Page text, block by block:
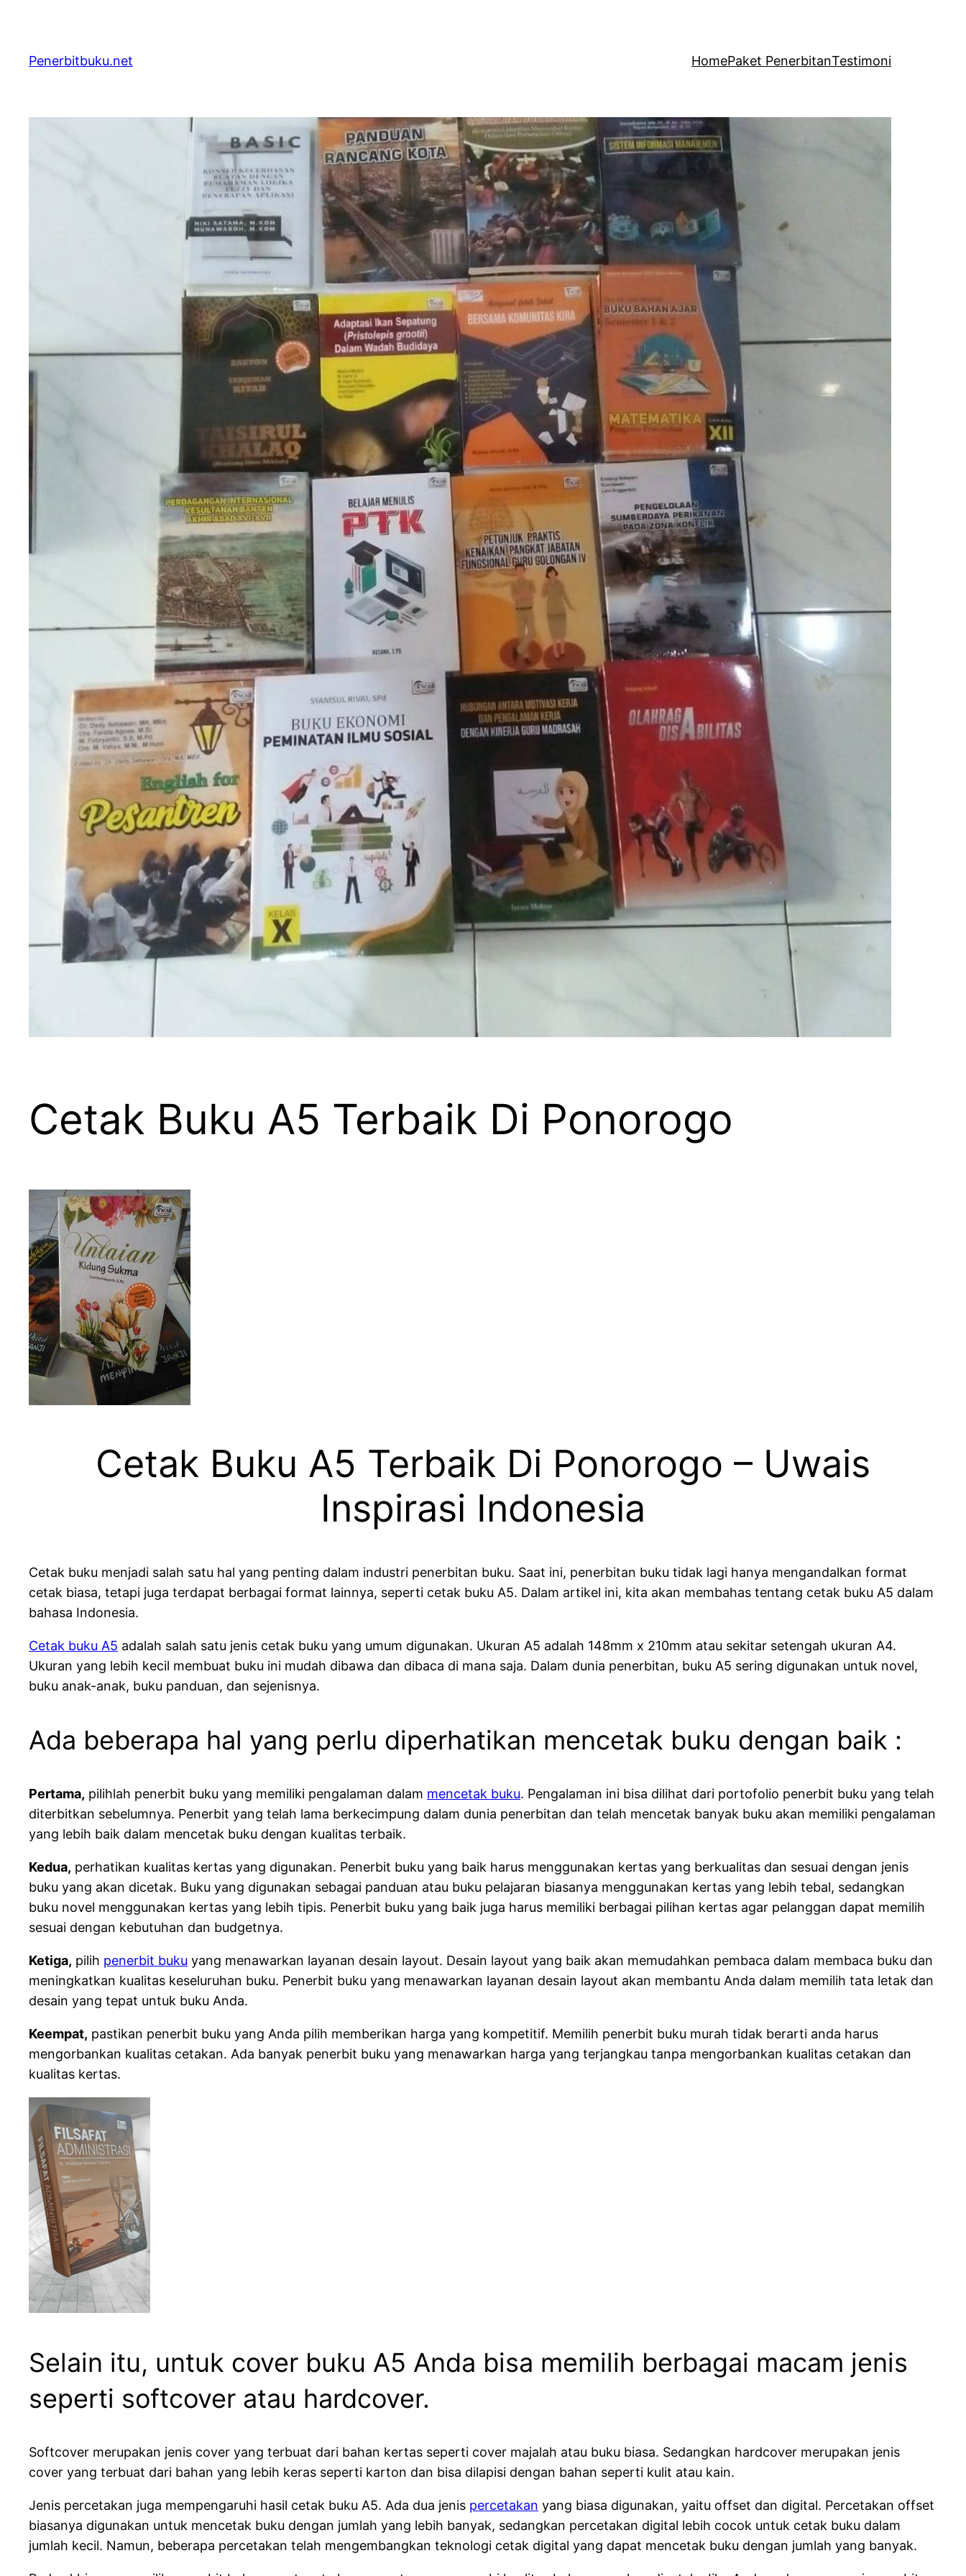
content
Penerbitbuku.net HomePaket PenerbitanTestimoni
Cetak Buku A5 Terbaik Di Ponorogo
Cetak Buku A5 Terbaik Di Ponorogo – Uwais
Inspirasi Indonesia
Cetak buku menjadi salah satu hal yang penting dalam industri penerbitan buku. Saat ini, penerbitan buku tidak lagi hanya mengandalkan format
cetak biasa, tetapi juga terdapat berbagai format lainnya, seperti cetak buku A5. Dalam artikel ini, kita akan membahas tentang cetak buku A5 dalam
bahasa Indonesia.
Cetak buku A5 adalah salah satu jenis cetak buku yang umum digunakan. Ukuran A5 adalah 148mm x 210mm atau sekitar setengah ukuran A4.
Ukuran yang lebih kecil membuat buku ini mudah dibawa dan dibaca di mana saja. Dalam dunia penerbitan, buku A5 sering digunakan untuk novel,
buku anak-anak, buku panduan, dan sejenisnya.
Ada beberapa hal yang perlu diperhatikan mencetak buku dengan baik :
Pertama, pilihlah penerbit buku yang memiliki pengalaman dalam mencetak buku. Pengalaman ini bisa dilihat dari portofolio penerbit buku yang telah
diterbitkan sebelumnya. Penerbit yang telah lama berkecimpung dalam dunia penerbitan dan telah mencetak banyak buku akan memiliki pengalaman
yang lebih baik dalam mencetak buku dengan kualitas terbaik.
Kedua, perhatikan kualitas kertas yang digunakan. Penerbit buku yang baik harus menggunakan kertas yang berkualitas dan sesuai dengan jenis
buku yang akan dicetak. Buku yang digunakan sebagai panduan atau buku pelajaran biasanya menggunakan kertas yang lebih tebal, sedangkan
buku novel menggunakan kertas yang lebih tipis. Penerbit buku yang baik juga harus memiliki berbagai pilihan kertas agar pelanggan dapat memilih
sesuai dengan kebutuhan dan budgetnya.
Ketiga, pilih penerbit buku yang menawarkan layanan desain layout. Desain layout yang baik akan memudahkan pembaca dalam membaca buku dan
meningkatkan kualitas keseluruhan buku. Penerbit buku yang menawarkan layanan desain layout akan membantu Anda dalam memilih tata letak dan
desain yang tepat untuk buku Anda.
Keempat, pastikan penerbit buku yang Anda pilih memberikan harga yang kompetitif. Memilih penerbit buku murah tidak berarti anda harus
mengorbankan kualitas cetakan. Ada banyak penerbit buku yang menawarkan harga yang terjangkau tanpa mengorbankan kualitas cetakan dan
kualitas kertas.
Selain itu, untuk cover buku A5 Anda bisa memilih berbagai macam jenis
seperti softcover atau hardcover.
Softcover merupakan jenis cover yang terbuat dari bahan kertas seperti cover majalah atau buku biasa. Sedangkan hardcover merupakan jenis
cover yang terbuat dari bahan yang lebih keras seperti karton dan bisa dilapisi dengan bahan seperti kulit atau kain.
Jenis percetakan juga mempengaruhi hasil cetak buku A5. Ada dua jenis percetakan yang biasa digunakan, yaitu offset dan digital. Percetakan offset
biasanya digunakan untuk mencetak buku dengan jumlah yang lebih banyak, sedangkan percetakan digital lebih cocok untuk cetak buku dalam
jumlah kecil. Namun, beberapa percetakan telah mengembangkan teknologi cetak digital yang dapat mencetak buku dengan jumlah yang banyak.